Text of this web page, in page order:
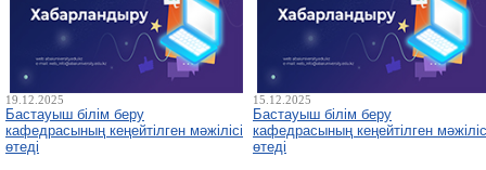
19.12.2025
Бастауыш білім беру
кафедрасының кеңейтілген мәжілісі
өтеді
15.12.2025
Бастауыш білім беру
кафедрасының кеңейтілген
өтеді